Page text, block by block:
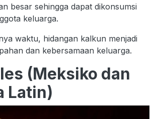
besar sehingga dapat dikonsumsi
keluarga.
waktu, hidangan kalkun menjadi
dan kebersamaan keluarga.
(Meksiko dan
Latin)